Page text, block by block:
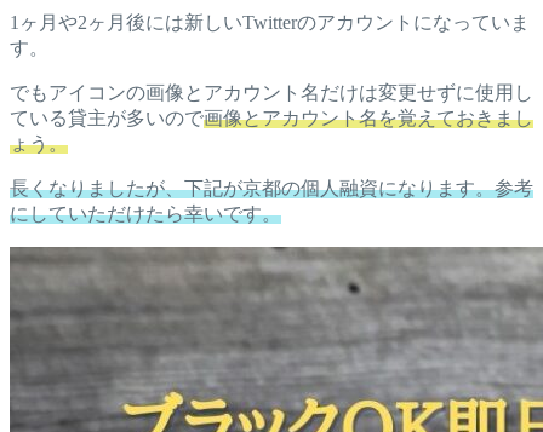
1ヶ月や2ヶ月後には新しいTwitterのアカウントになっていま
す。
でもアイコンの画像とアカウント名だけは変更せずに使用し
ている貸主が多いので画像とアカウント名を覚えておきまし
ょう。
長くなりましたが、下記が京都の個人融資になります。参考
にしていただけたら幸いです。